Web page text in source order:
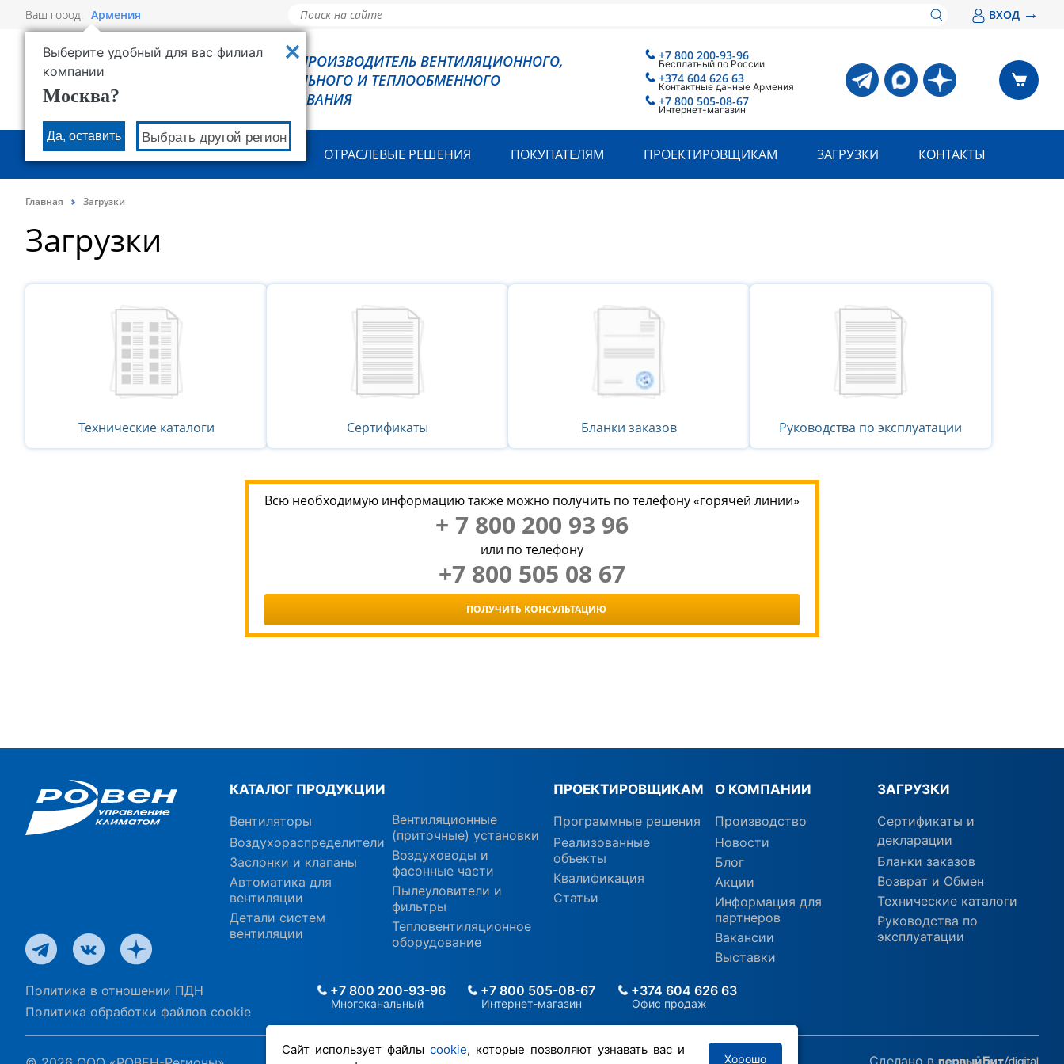
Ваш город: Армения
Выберите удобный для вас филиал
компании
Москва?
Да, оставить Выбрать другой регион
ВХОД →
РОВЕН - ПРОИЗВОДИТЕЛЬ ВЕНТИЛЯЦИОННОГО,
ХОЛОДИЛЬНОГО И ТЕПЛООБМЕННОГО
ОБОРУДОВАНИЯ
+7 800 200-93-96
Бесплатный по России
+7 800 505-08-67
Интернет-магазин
+374 604 626 63
Контактные данные Армения
О КОМПАНИИ ПРОДУКЦИЯ ОТРАСЛЕВЫЕ РЕШЕНИЯ ПОКУПАТЕЛЯМ ПРОЕКТИРОВЩИКАМ ЗАГРУЗКИ КОНТАКТЫ
Главная Загрузки
Загрузки
Технические каталоги Сертификаты Бланки заказов Руководства по эксплуатации
Всю необходимую информацию также можно получить по телефону «горячей линии»
+ 7 800 200 93 96
или по телефону
+7 800 505 08 67
ПОЛУЧИТЬ КОНСУЛЬТАЦИЮ
Сайт использует файлы cookie, которые позволяют узнавать вас и
Хорошо
КАТАЛОГ ПРОДУКЦИИ
Вентиляторы
Воздухораспределители
Заслонки и клапаны
Автоматика для
вентиляции
Детали систем
вентиляции
Вентиляционные
(приточные) установки
Воздуховоды и
фасонные части
Пылеуловители и
фильтры
Тепловентиляционное
оборудование
ПРОЕКТИРОВЩИКАМ
Программные решения
Реализованные
объекты
Квалификация
Статьи
О КОМПАНИИ
Производство
Новости
Блог
Акции
Информация для
партнеров
Вакансии
Выставки
ЗАГРУЗКИ
Сертификаты и
декларации
Бланки заказов
Возврат и Обмен
Технические каталоги
Руководства по
эксплуатации
Политика в отношении ПДН
Политика обработки файлов cookie
+7 800 200-93-96
Многоканальный
+7 800 505-08-67
Интернет-магазин
+374 604 626 63
Офис продаж
Сделано в